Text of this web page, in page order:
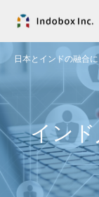
日本とインドの融合
インド